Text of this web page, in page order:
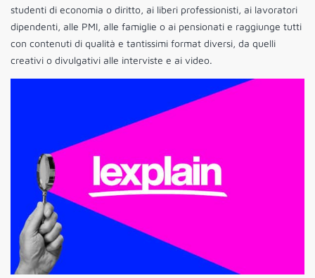
studenti di economia o diritto, ai liberi professionisti, ai lavoratori
dipendenti, alle PMI, alle famiglie o ai pensionati e raggiunge tutti
con contenuti di qualità e tantissimi format diversi, da quelli
creativi o divulgativi alle interviste e ai video.